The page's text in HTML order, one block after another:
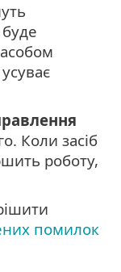
Коли засіб
роботу,
помилок